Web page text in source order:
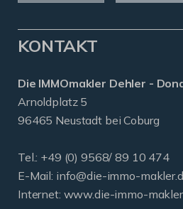
KONTAKT
Die IMMOmakler Dehler -
Arnoldplatz 5
96465 Neustadt bei Coburg
Tel.: +49 (0) 9568/ 89 10 474
E-Mail: info@die-immo-
Internet: www.die-immo-